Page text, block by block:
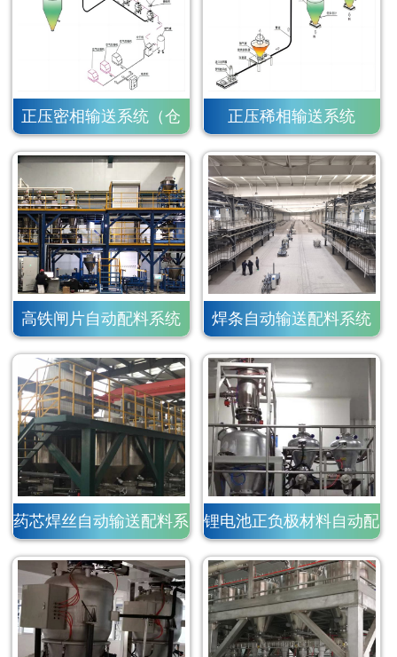
正压密相输送系统（仓
泵）
正压稀相输送系统
高铁闸片自动配料系统 焊条自动输送配料系统
药芯焊丝自动输送配料系
统
锂电池正负极材料自动配
料系统